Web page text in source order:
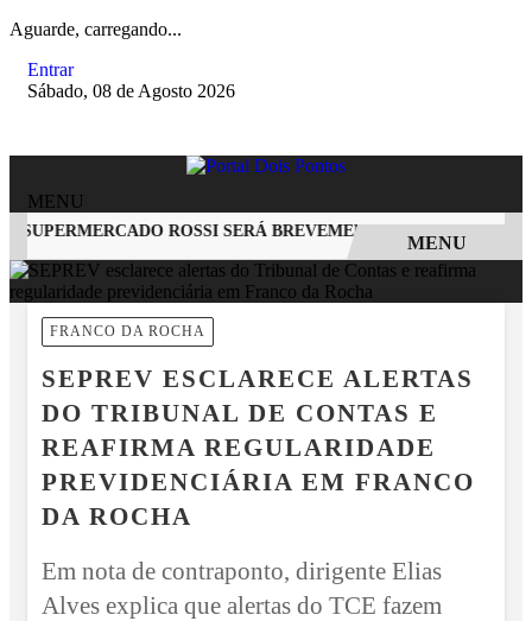
Aguarde, carregando...
Entrar
Sábado, 08 de Agosto 2026
MENU
ROSSI SERÁ BREVEMENTE INAUGURADA EM
EM ALTA
MENU
FRANCO DA ROCHA
SEPREV ESCLARECE ALERTAS
DO TRIBUNAL DE CONTAS E
REAFIRMA REGULARIDADE
PREVIDENCIÁRIA EM FRANCO
DA ROCHA
Em nota de contraponto, dirigente Elias
Alves explica que alertas do TCE fazem